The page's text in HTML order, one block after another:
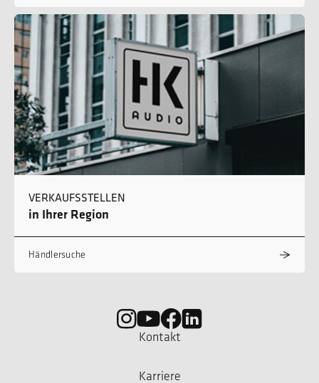
VERKAUFSSTELLEN
in Ihrer Region
Händlersuche
Kontakt
Karriere